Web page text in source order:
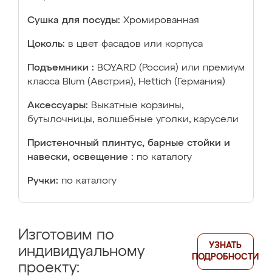
Сушка для посуды: Хромированная
Цоколь: в цвет фасадов или корпуса
Подъемники : BOYARD (Россия) или премиум
класса Blum (Австрия), Hettich (Германия)
Аксессуары: Выкатные корзины,
бутылочницы, волшебные уголки, карусели
Пристеночный плинтус, барные стойки и
навески, освещение : по каталогу
Ручки: по каталогу
Изготовим по
индивидуальному
проекту:
УЗНАТЬ
ПОДРОБНОСТИ